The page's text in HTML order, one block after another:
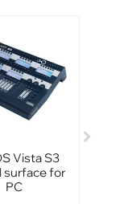
Vista S3
surface for
PC